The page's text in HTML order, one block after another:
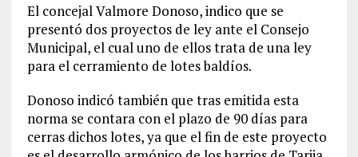
El concejal Valmore Donoso, indico que se
presentó dos proyectos de ley ante el Consejo
Municipal, el cual uno de ellos trata de una ley
para el cerramiento de lotes baldíos.
Donoso indicó también que tras emitida esta
norma se contara con el plazo de 90 días para
cerras dichos lotes, ya que el fin de este proyecto